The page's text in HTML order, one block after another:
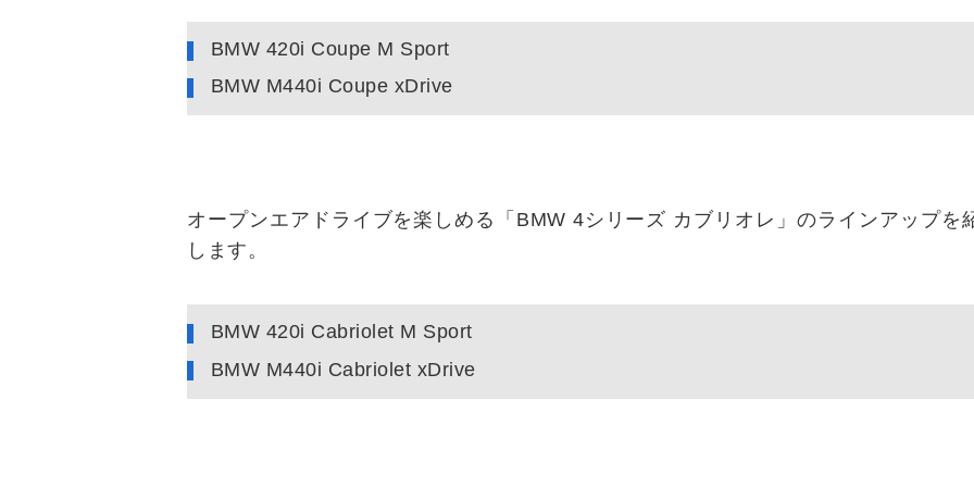
BMW 420i Coupe M Sport
BMW M440i Coupe xDrive
オープンエアドライブを楽しめる「BMW 4シリーズ カブリオレ」のラインアップを
します。
BMW 420i Cabriolet M Sport
BMW M440i Cabriolet xDrive